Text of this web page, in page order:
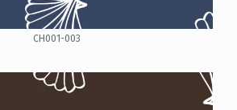
CH001-003